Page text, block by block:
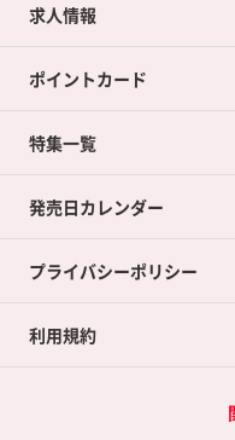
カードラボの買取サービス
店舗買取について
ネット買取について
買取承諾書について
求人情報
ポイントカード
ポイントカードTOP
ポイント交換景品
特集一覧
発売日カレンダー
プライバシーポリシー
利用規約